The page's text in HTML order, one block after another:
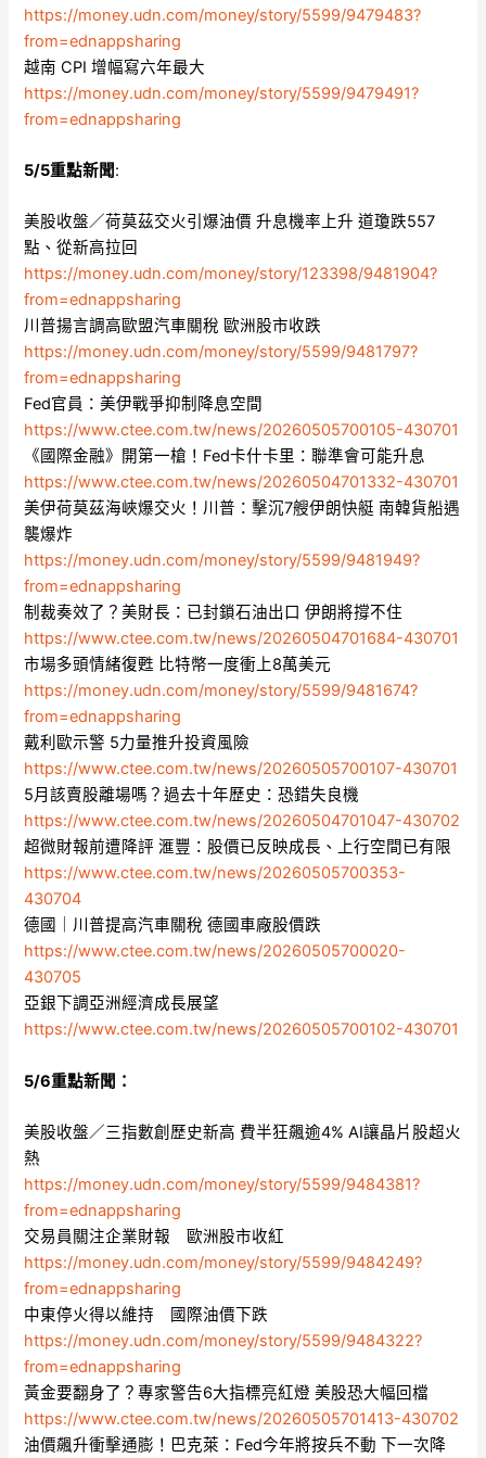
https://money.udn.com/money/story/5599/9479483?
from=ednappsharing
越南 CPI 增幅寫六年最大
https://money.udn.com/money/story/5599/9479491?
from=ednappsharing
5/5重點新聞:
美股收盤／荷莫茲交火引爆油價 升息機率上升 道瓊跌557
點、從新高拉回
https://money.udn.com/money/story/123398/9481904?
from=ednappsharing
川普揚言調高歐盟汽車關稅 歐洲股市收跌
https://money.udn.com/money/story/5599/9481797?
from=ednappsharing
Fed官員：美伊戰爭抑制降息空間
https://www.ctee.com.tw/news/20260505700105-430701
《國際金融》開第一槍！Fed卡什卡里：聯準會可能升息
https://www.ctee.com.tw/news/20260504701332-430701
美伊荷莫茲海峽爆交火！川普：擊沉7艘伊朗快艇 南韓貨船遇
襲爆炸
https://money.udn.com/money/story/5599/9481949?
from=ednappsharing
制裁奏效了？美財長：已封鎖石油出口 伊朗將撐不住
https://www.ctee.com.tw/news/20260504701684-430701
市場多頭情緒復甦 比特幣一度衝上8萬美元
https://money.udn.com/money/story/5599/9481674?
from=ednappsharing
戴利歐示警 5力量推升投資風險
https://www.ctee.com.tw/news/20260505700107-430701
5月該賣股離場嗎？過去十年歷史：恐錯失良機
https://www.ctee.com.tw/news/20260504701047-430702
超微財報前遭降評 滙豐：股價已反映成長、上行空間已有限
https://www.ctee.com.tw/news/20260505700353-
430704
德國｜川普提高汽車關稅 德國車廠股價跌
https://www.ctee.com.tw/news/20260505700020-
430705
亞銀下調亞洲經濟成長展望
https://www.ctee.com.tw/news/20260505700102-430701
5/6重點新聞：
美股收盤／三指數創歷史新高 費半狂飆逾4% AI讓晶片股超火
熱
https://money.udn.com/money/story/5599/9484381?
from=ednappsharing
交易員關注企業財報 歐洲股市收紅
https://money.udn.com/money/story/5599/9484249?
from=ednappsharing
中東停火得以維持 國際油價下跌
https://money.udn.com/money/story/5599/9484322?
from=ednappsharing
黃金要翻身了？專家警告6大指標亮紅燈 美股恐大幅回檔
https://www.ctee.com.tw/news/20260505701413-430702
油價飆升衝擊通膨！巴克萊：Fed今年將按兵不動 下一次降